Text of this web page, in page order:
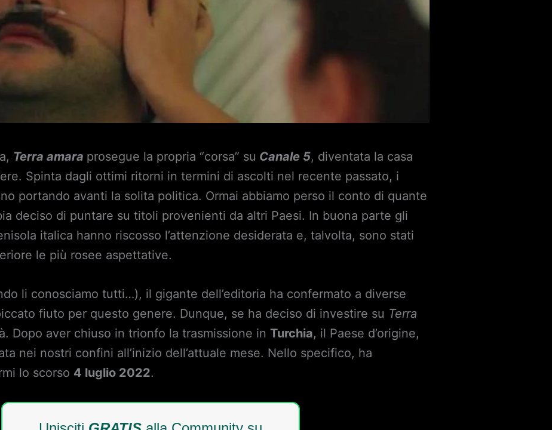
Terra amara prosegue la propria “corsa” su Canale 5, diventata la casa
Spinta dagli ottimi ritorni in termini di ascolti nel recente passato, i
portando avanti la solita politica. Ormai abbiamo perso il conto di quante
deciso di puntare su titoli provenienti da altri Paesi. In buona parte gli
italica hanno riscosso l’attenzione desiderata e, talvolta, sono stati
le più rosee aspettative.
li conosciamo tutti…), il gigante dell’editoria ha confermato a diverse
fiuto per questo genere. Dunque, se ha deciso di investire su Terra
Dopo aver chiuso in trionfo la trasmissione inTurchia, il Paese d’origine,
nei nostri confini all’inizio dell’attuale mese. Nello specifico, ha
lo scorso 4 luglio 2022.